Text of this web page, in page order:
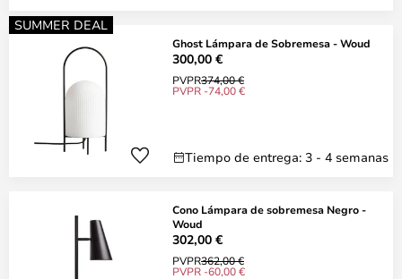
SUMMER DEAL
Ghost Lámpara de Sobremesa - Woud
300,00 €
PVPR374,00 €
PVPR -74,00 €
Tiempo de entrega: 3 - 4 semanas
Cono Lámpara de sobremesa Negro -
Woud
302,00 €
PVPR362,00 €
PVPR -60,00 €